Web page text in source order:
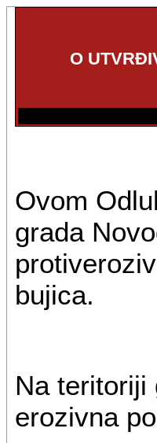
O
Ovom
grada
bujica.
Na teritoriji
erozivna